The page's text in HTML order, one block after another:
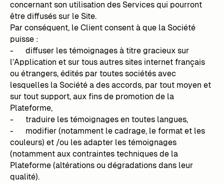
concernant son utilisation des Services qui pourront
être diffusés sur le Site.
Par conséquent, le Client consent à que la Société
puisse :
- diffuser les témoignages à titre gracieux sur
l’Application et sur tous autres sites internet français
ou étrangers, édités par toutes sociétés avec
lesquelles la Société a des accords, par tout moyen et
sur tout support, aux fins de promotion de la
Plateforme,
- traduire les témoignages en toutes langues,
- modifier (notamment le cadrage, le format et les
couleurs) et /ou les adapter les témoignages
(notamment aux contraintes techniques de la
Plateforme (altérations ou dégradations dans leur
qualité).